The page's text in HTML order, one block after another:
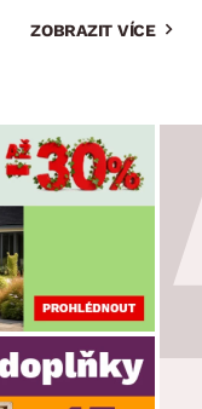
ZOBRAZIT VÍCE